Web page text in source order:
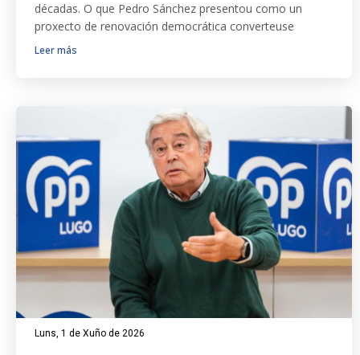
décadas. O que Pedro Sánchez presentou como un
proxecto de renovación democrática converteuse
Leer más
Luns, 1 de Xuño de 2026